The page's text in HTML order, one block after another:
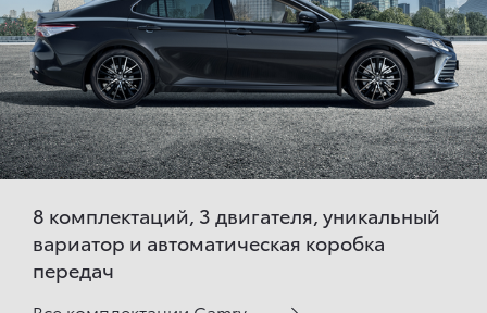
8 комплектаций, 3 двигателя, уникальный
вариатор и автоматическая коробка
передач